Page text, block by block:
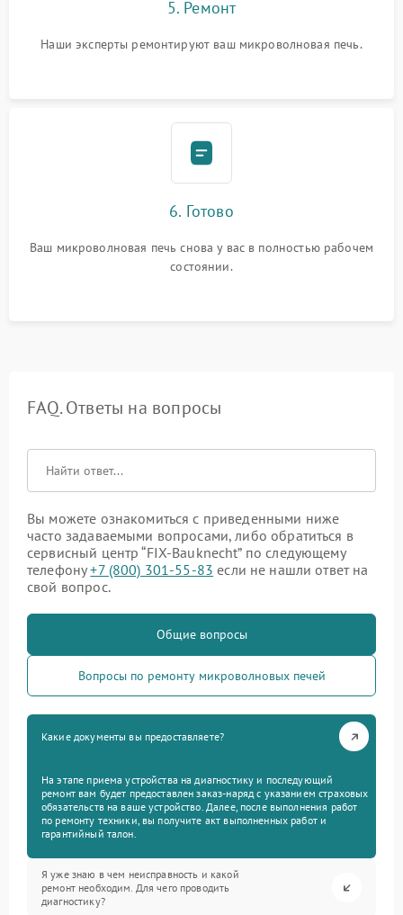
5. Ремонт
Наши эксперты ремонтируют ваш микроволновая печь.
6. Готово
Ваш микроволновая печь снова у вас в полностью рабочем
состоянии.
FAQ. Ответы на вопросы
Вы можете ознакомиться с приведенными ниже
часто задаваемыми вопросами, либо обратиться в
сервисный центр “FIX-Bauknecht” по следующему
телефону+7 (800) 301-55-83 если не нашли ответ на
свой вопрос.
Общие вопросы
Вопросы по ремонту микроволновых печей
Какие документы вы предоставляете?
На этапе приема устройства на диагностику и последующий
ремонт вам будет предоставлен заказ-наряд с указанием страховых
обязательств на ваше устройство. Далее, после выполнения работ
по ремонту техники, вы получите акт выполненных работ и
гарантийный талон.
Я уже знаю в чем неисправность и какой
ремонт необходим. Для чего проводить
диагностику?